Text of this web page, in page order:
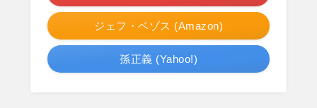
ジェフ・ベゾス (Amazon)
孫正義 (Yahoo!)